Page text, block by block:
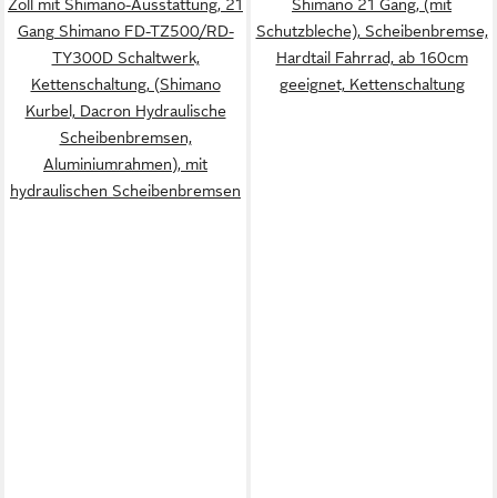
Zoll mit Shimano-Ausstattung, 21
Gang Shimano FD-TZ500/RD-
TY300D Schaltwerk,
Kettenschaltung, (Shimano
Kurbel, Dacron Hydraulische
Scheibenbremsen,
Aluminiumrahmen), mit
hydraulischen Scheibenbremsen
Shimano 21 Gang, (mit
Schutzbleche), Scheibenbremse,
Hardtail Fahrrad, ab 160cm
geeignet, Kettenschaltung